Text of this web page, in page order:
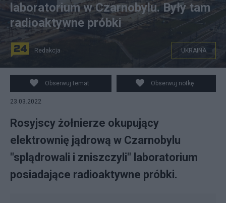
Photo Credit: Vadim Mouchkin / IAEA
laboratorium w Czarnobylu. Były tam
radioaktywne próbki
Redakcja UKRAINA
Obserwuj temat Obserwuj notkę
23.03.2022
Rosyjscy żołnierze okupujący
elektrownię jądrową w Czarnobylu
"splądrowali i zniszczyli" laboratorium
posiadające radioaktywne próbki.